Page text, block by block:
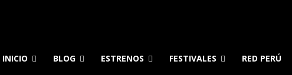
INICIO BLOG ESTRENOS FESTIVALES RED PERÚ